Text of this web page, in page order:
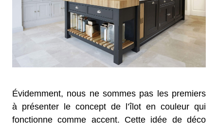
Évidemment, nous ne sommes pas les premiers
à présenter le concept de l’îlot en couleur qui
fonctionne comme accent. Cette idée de déco